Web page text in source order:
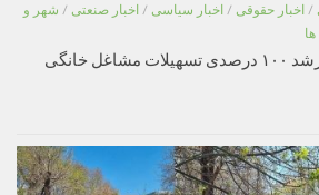
/ اخبار حقوقی / اخبار سیاسی / اخبار صنعتی / شهر و
فرماندار تربت‌حیدریه از رشد ۱۰۰ درصدی تسهیلات مشاغل خانگی